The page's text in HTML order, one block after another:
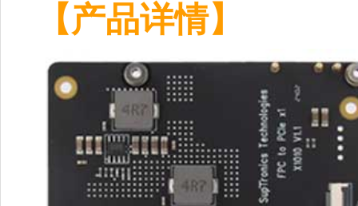
【产品详情】